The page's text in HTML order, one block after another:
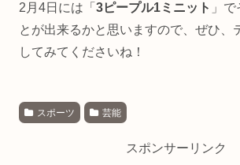
2月4日には「 3ピープル1ミニット 」
とが出来るかと思いますので、ぜひ、
してみてくださいね！
スポーツ 芸能
スポンサーリンク